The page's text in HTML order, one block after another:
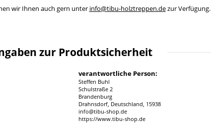
wir Ihnen auch gern unter info@tibu-holztreppen.dezur Verfügung.
zur Produktsicherheit
verantwortliche Person:
Steffen Buhl
Schulstraße 2
Brandenburg
Drahnsdorf, Deutschland, 15938
info@tibu-shop.de
https://www.tibu-shop.de